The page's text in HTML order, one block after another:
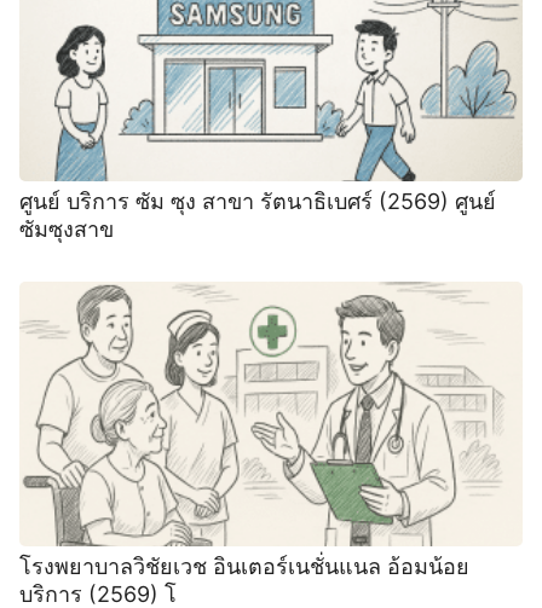
ศูนย์ บริการ ซัม ซุง สาขา รัตนาธิเบศร์ (2569) ศูนย์
ซัมซุงสาข
โรงพยาบาลวิชัยเวช อินเตอร์เนชั่นแนล อ้อมน้อย
บริการ (2569) โ